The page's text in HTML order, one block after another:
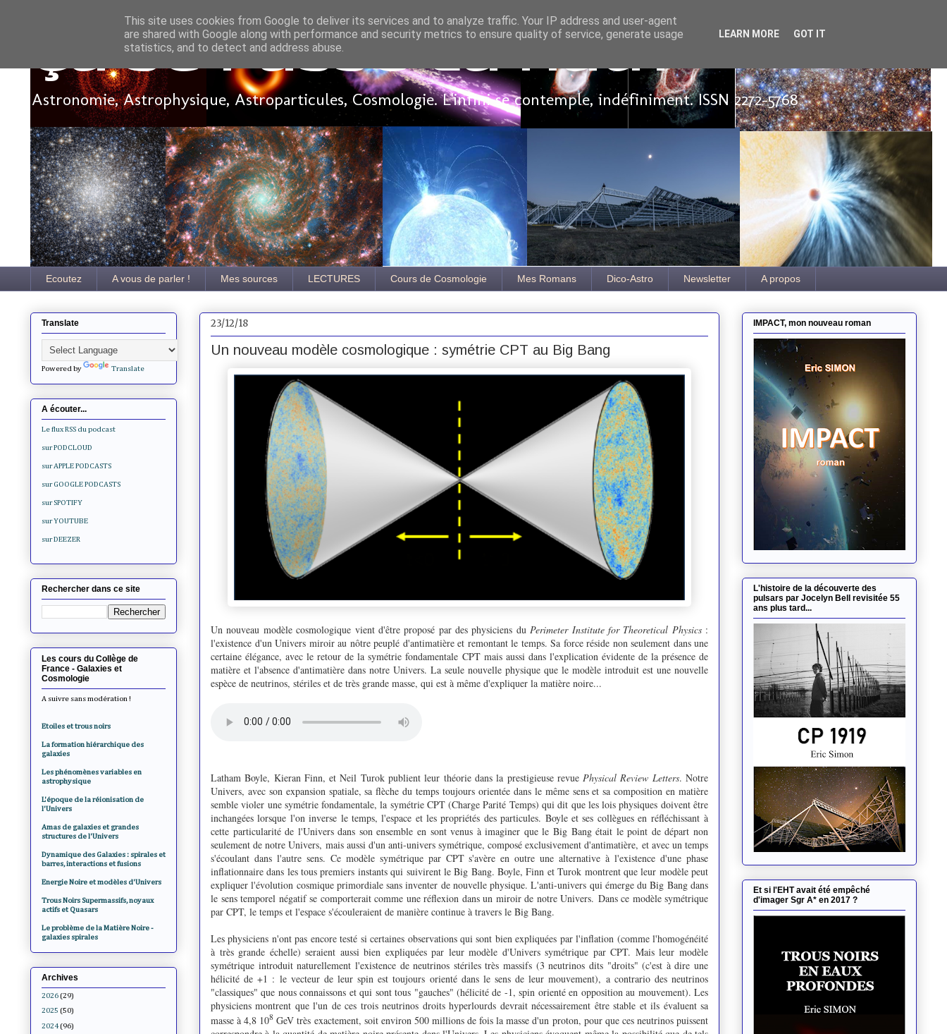
Ça se passe là haut
Astronomie, Astrophysique, Astroparticules, Cosmologie. L'infini se contemple, indéfiniment. ISSN 2272-5768
Ecoutez A vous de parler ! Mes sources LECTURES Cours de Cosmologie Mes Romans Dico-Astro Newsletter A propos
23/12/18
Un nouveau modèle cosmologique : symétrie CPT au Big Bang
Un nouveau modèle cosmologique vient d'être proposé par des physiciens du Perimeter Institute for Theoretical Physics:
l'existence d'un Univers miroir au nôtre peuplé d'antimatière et remontant le temps. Sa force réside non seulement dans une
certaine élégance, avec le retour de la symétrie fondamentale CPT mais aussi dans l'explication évidente de la présence de
matière et l'absence d'antimatière dans notre Univers. La seule nouvelle physique que le modèle introduit est une nouvelle
espèce de neutrinos, stériles et de très grande masse, qui est à même d'expliquer la matière noire...
Latham Boyle, Kieran Finn, et Neil Turok publient leur théorie dans la prestigieuse revue Physical Review Letters. Notre
Univers, avec son expansion spatiale, sa flèche du temps toujours orientée dans le même sens et sa composition en matière
semble violer une symétrie fondamentale, la symétrie CPT (Charge Parité Temps) qui dit que les lois physiques doivent être
inchangées lorsque l'on inverse le temps, l'espace et les propriétés des particules. Boyle et ses collègues en réfléchissant à
cette particularité de l'Univers dans son ensemble en sont venus à imaginer que le Big Bang était le point de départ non
seulement de notre Univers, mais aussi d'un anti-univers symétrique, composé exclusivement d'antimatière, et avec un temps
s'écoulant dans l'autre sens. Ce modèle symétrique par CPT s'avère en outre une alternative à l'existence d'une phase
inflationnaire dans les tous premiers instants qui suivirent le Big Bang. Boyle, Finn et Turok montrent que leur modèle peut
expliquer l'évolution cosmique primordiale sans inventer de nouvelle physique. L'anti-univers qui émerge du Big Bang dans
le sens temporel négatif se comporterait comme une réflexion dans un miroir de notre Univers. Dans ce modèle symétrique
par CPT, le temps et l'espace s'écouleraient de manière continue à travers le Big Bang.
Les physiciens n'ont pas encore testé si certaines observations qui sont bien expliquées par l'inflation (comme l'homogénéité
à très grande échelle) seraient aussi bien expliquées par leur modèle d'Univers symétrique par CPT. Mais leur modèle
symétrique introduit naturellement l'existence de neutrinos stériles très massifs (3 neutrinos dits "droits" (c'est à dire une
hélicité de +1 : le vecteur de leur spin est toujours orienté dans le sens de leur mouvement), a contrario des neutrinos
"classiques" que nous connaissons et qui sont tous "gauches" (hélicité de -1, spin orienté en opposition au mouvement). Les
physiciens montrent que l'un de ces trois neutrinos droits hyperlourds devrait nécessairement être stable et ils évaluent sa
masse à 4,8 108 GeV très exactement, soit environ 500 millions de fois la masse d'un proton, pour que ces neutrinos puissent
Translate
Powered by Translate
A écouter...
Le flux RSS du podcast
sur PODCLOUD
sur APPLE PODCASTS
sur GOOGLE PODCASTS
sur SPOTIFY
sur YOUTUBE
sur DEEZER
Rechercher dans ce site
Les cours du Collège de
France - Galaxies et
Cosmologie
A suivre sans modération !
Etoiles et trous noirs
La formation hiérarchique des
galaxies
Les phénomènes variables en
astrophysique
L'époque de la réionisation de
l'Univers
Amas de galaxies et grandes
structures de l'Univers
Dynamique des Galaxies : spirales et
barres, interactions et fusions
Energie Noire et modèles d'Univers
Trous Noirs Supermassifs, noyaux
actifs et Quasars
Le problème de la Matière Noire -
galaxies spirales
Archives
2026 (29)
2025 (50)
2024 (96)
IMPACT, mon nouveau roman
L'histoire de la découverte des
pulsars par Jocelyn Bell revisitée 55
ans plus tard...
Et si l'EHT avait été empêché
d'imager Sgr A* en 2017 ?
This site uses cookies from Google to deliver its services and to analyze traffic. Your IP address and user-agent
are shared with Google along with performance and security metrics to ensure quality of service, generate usage
statistics, and to detect and address abuse.
LEARN MORE GOT IT